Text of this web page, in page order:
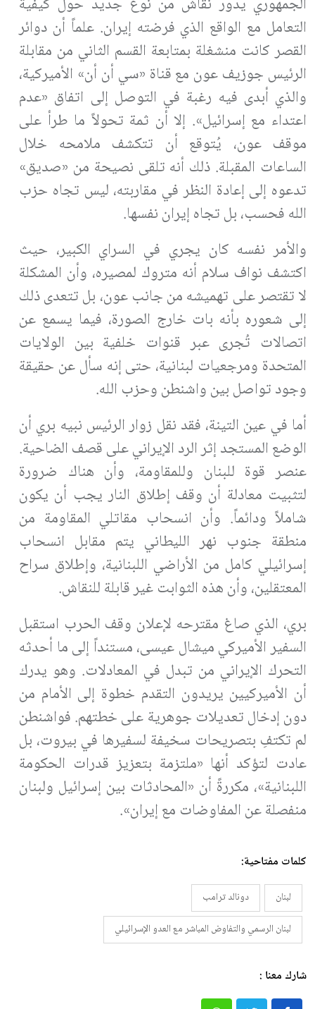
التعامل مع الواقع الذي فرضته إيران. علماً أن دوائر
القصر كانت منشغلة بمتابعة القسم الثاني من مقابلة
الرئيس جوزيف عون مع قناة «سي أن أن» الأميركية،
والذي أبدى فيه رغبة في التوصل إلى اتفاق «عدم
اعتداء مع إسرائيل». إلا أن ثمة تحولاً ما طرأ على
موقف عون، يُتوقع أن تتكشف ملامحه خلال
الساعات المقبلة. ذلك أنه تلقى نصيحة من «صديق»
تدعوه إلى إعادة النظر في مقاربته، ليس تجاه حزب
الله فحسب، بل تجاه إيران نفسها.
والأمر نفسه كان يجري في السراي الكبير، حيث
اكتشف نواف سلام أنه متروك لمصيره، وأن المشكلة
لا تقتصر على تهميشه من جانب عون، بل تتعدى ذلك
إلى شعوره بأنه بات خارج الصورة، فيما يسمع عن
اتصالات تُجرى عبر قنوات خلفية بين الولايات
المتحدة ومرجعيات لبنانية، حتى إنه سأل عن حقيقة
وجود تواصل بين واشنطن وحزب الله.
أما في عين التينة، فقد نقل زوار الرئيس نبيه بري أن
الوضع المستجد إثر الرد الإيراني على قصف الضاحية.
عنصر قوة للبنان وللمقاومة، وأن هناك ضرورة
لتثبيت معادلة أن وقف إطلاق النار يجب أن يكون
شاملاً ودائماً. وأن انسحاب مقاتلي المقاومة من
منطقة جنوب نهر الليطاني يتم مقابل انسحاب
إسرائيلي كامل من الأراضي اللبنانية، وإطلاق سراح
المعتقلين، وأن هذه الثوابت غير قابلة للنقاش.
بري، الذي صاغ مقترحه لإعلان وقف الحرب استقبل
السفير الأميركي ميشال عيسى، مستنداً إلى ما أحدثه
التحرك الإيراني من تبدل في المعادلات. وهو يدرك
أن الأميركيين يريدون التقدم خطوة إلى الأمام من
دون إدخال تعديلات جوهرية على خطتهم. فواشنطن
لم تكتفِ بتصريحات سخيفة لسفيرها في بيروت، بل
عادت لتؤكد أنها «ملتزمة بتعزيز قدرات الحكومة
اللبنانية»، مكررةً أن «المحادثات بين إسرائيل ولبنان
منفصلة عن المفاوضات مع إيران».
كلمات مفتاحية:
لبنان
دونالد ترامب
لبنان الرسمي والتفاوض المباشر مع العدو الإسرائيلي
شارك معنا :